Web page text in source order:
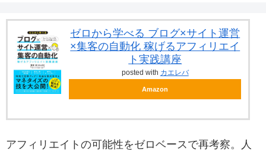
ゼロから学べる ブログ×サイト運営
×集客の自動化 稼げるアフィリエイ
ト実践講座
posted with カエレバ
Amazon
アフィリエイトの可能性をゼロベースで再考察。人